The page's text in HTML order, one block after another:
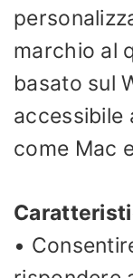
marchio al
basato sul
accessibile
come Mac
•